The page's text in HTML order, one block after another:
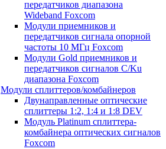
передатчиков диапазона
Wideband Foxcom
Модули приемников и
передатчиков сигнала опорной
частоты 10 МГц Foxcom
Модули Gold приемников и
передатчиков сигналов C/Ku
диапазона Foxcom
Модули сплиттеров/комбайнеров
Двунаправленные оптические
сплиттеры 1:2, 1:4 и 1:8 DEV
Модуль Platinum cплиттера-
комбайнера оптических сигналов
Foxcom